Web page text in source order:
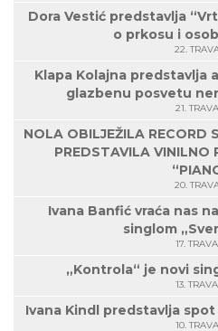
Dora Vestić predstavlja
o prkosu i
22.
Klapa Kolajna predstavlja
glazbenu posvetu
21.
NOLA OBILJEŽILA RECORD
PREDSTAVILA VINILNO
20.
Ivana Banfić vraća nas
singlom
17.
„Kontrola“ je novi
13.
Ivana Kindl predstavlja
10.